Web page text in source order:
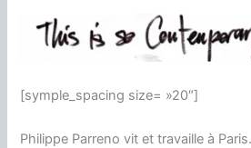
[symple_divider style= »solid »
margin_bottom= »10″]
[symple_spacing size= »20″]
Philippe Parreno vit et travaille à